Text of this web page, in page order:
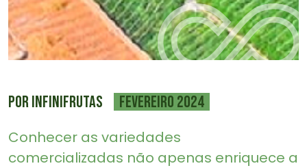
Por Infinifrutas fevereiro 2024
Conhecer as variedades
comercializadas não apenas enriquece a